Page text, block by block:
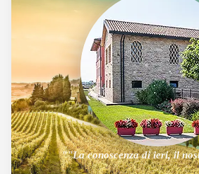
affinamento in acciaio per preservare
Da servire tra i 10 e i 12°C in
pasticceria secca, è perfetto per
occasione con piacevolezza
Vedi dettagli del prodotto →
""La conoscenza di ieri, il